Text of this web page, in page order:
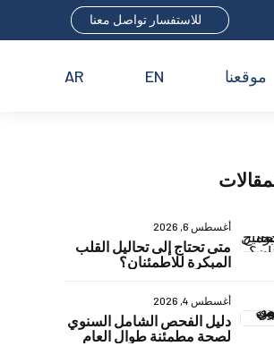
للاستفسار تواصل معنا
موقعنا EN
AR
أغسطس 6, 2026
متى تحتاج إلى تحاليل القلب
المبكرة للاطمئنان؟
أغسطس 4, 2026
دليل الفحص الشامل السنوي
لصحة مطمئنة طوال العام